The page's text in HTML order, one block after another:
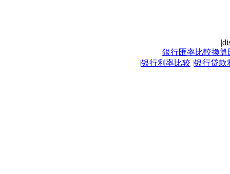
|
銀行匯率比較換算
|银行利率比较 |银行贷款